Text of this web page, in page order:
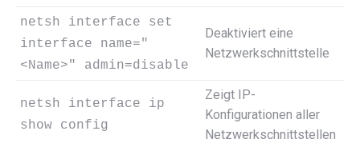
netsh interface set
interface name="
<Name>" admin=disable
Deaktiviert eine
Netzwerkschnittstelle
netsh interface ip
show config
Zeigt IP-
Konfigurationen aller
Netzwerkschnittstellen